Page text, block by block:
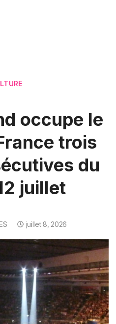
occupe le
trois
du
juillet
juillet 8, 2026